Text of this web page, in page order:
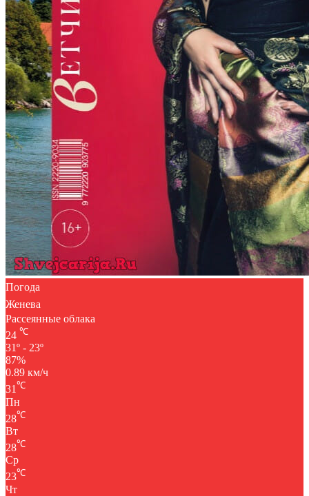
Погода
Женева
Рассеянные облака
24 ℃
31º - 23º
87%
0.89 км/ч
31℃
Пн
28℃
Вт
28℃
Ср
23℃
Чт